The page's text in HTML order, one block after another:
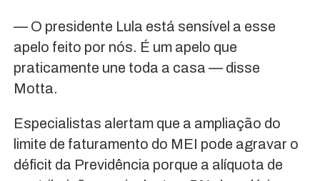
— O presidente Lula está sensível a esse
apelo feito por nós. É um apelo que
praticamente une toda a casa — disse
Motta.
Especialistas alertam que a ampliação do
limite de faturamento do MEI pode agravar o
déficit da Previdência porque a alíquota de